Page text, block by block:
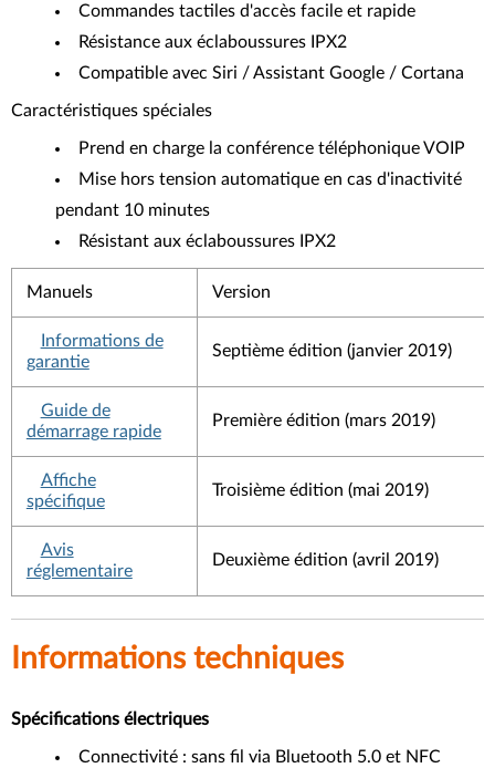
Commandes tactiles d'accès facile et rapide
Résistance aux éclaboussures IPX2
Compatible avec Siri / Assistant Google / Cortana
Caractéristiques spéciales
Prend en charge la conférence téléphonique VOIP
Mise hors tension automatique en cas d'inactivité
pendant 10 minutes
Résistant aux éclaboussures IPX2
Manuels Version
Informations de
garantie
Septième édition (janvier 2019)
Guide de
démarrage rapide
Première édition (mars 2019)
Affiche
spécifique
Troisième édition (mai 2019)
Avis
réglementaire
Deuxième édition (avril 2019)
Informations techniques
Spécifications électriques
Connectivité : sans fil via Bluetooth 5.0 et NFC